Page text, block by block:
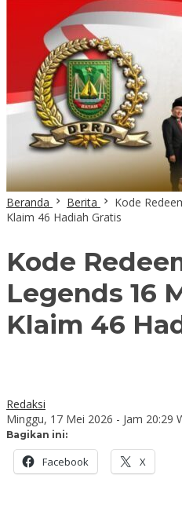
Beranda Berita
Kode
Klaim 46 Hadiah Gratis
Kode
Legends 16
Klaim 46
Redaksi
Minggu, 17 Mei 2026 - Jam 20:29
Bagikan ini:
Facebook X